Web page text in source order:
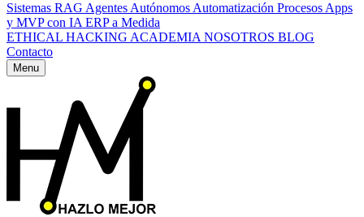
Sistemas RAG Agentes Autónomos Automatización Procesos Apps
y MVP con IA ERP a Medida
ETHICAL HACKING ACADEMIA NOSOTROS BLOG
Contacto
Menu